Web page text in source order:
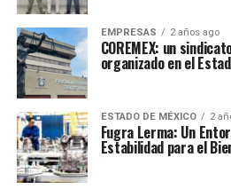
EMPRESAS 2 años ago
COREMEX: un
organizado en el
ESTADO DE MÉXICO 2
Fugra Lerma: Un
Estabilidad para el